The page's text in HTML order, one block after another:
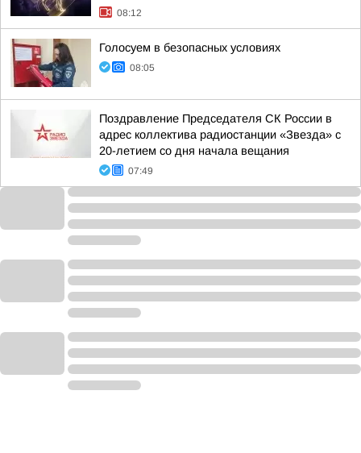
08:12
Голосуем в безопасных условиях
08:05
Поздравление Председателя СК России в
адрес коллектива радиостанции «Звезда» с
20-летием со дня начала вещания
07:49